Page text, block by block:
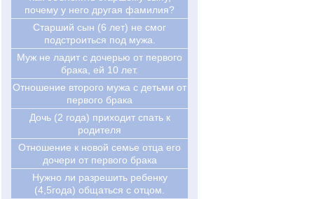
почему у него другая фамилия?
Старший сын (6 лет) не смог
подстроиться под мужа.
Муж не ладит с дочерью от первого
брака, ей 10 лет.
Отношение второго мужа с детьми от
первого брака
Дочь (2 года) приходит спать к
родителя
Отношение к новой семье отца его
дочери от первого брака
Нужно ли разрешить ребенку
(4,5года) общаться с отцом.